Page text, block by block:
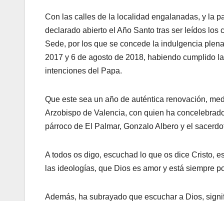
Con las calles de la localidad engalanadas, y la
declarado abierto el Año Santo tras ser leídos
Sede, por los que se concede la indulgencia
2017 y 6 de agosto de 2018, habiendo cumplido
intenciones del Papa.
Que este sea un año de auténtica renovación,
Arzobispo de Valencia, con quien ha
párroco de El Palmar, Gonzalo Albero y el
A todos os digo, escuchad lo que os dice Cristo,
las ideologías, que Dios es amor y está siempre
Además, ha subrayado que escuchar a Dios,